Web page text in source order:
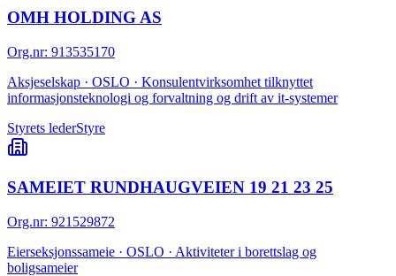
OMH HOLDING AS
Org.nr: 913535170
Aksjeselskap · OSLO · Konsulentvirksomhet tilknyttet
informasjonsteknologi og forvaltning og drift av it-systemer
Styrets lederStyre
SAMEIET RUNDHAUGVEIEN 19 21 23 25
Org.nr: 921529872
Eierseksjonssameie · OSLO · Aktiviteter i borettslag og
boligsameier